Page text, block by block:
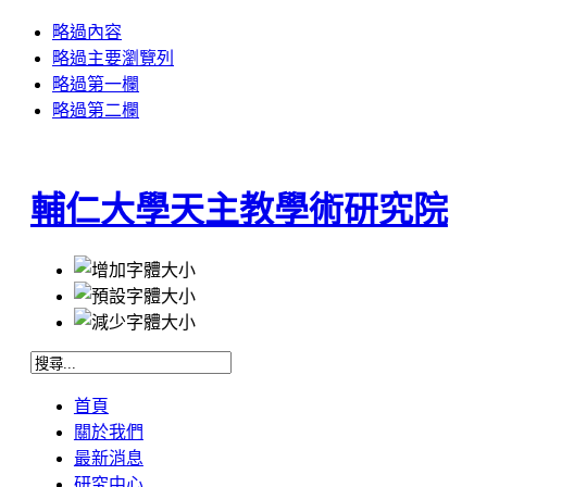
略過內容
略過主要瀏覽列
略過第一欄
略過第二欄
輔仁大學天主教學術研究院
首頁
關於我們
最新消息